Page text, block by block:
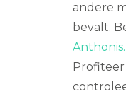
andere
bevalt.
Anthonis.
Profiteer